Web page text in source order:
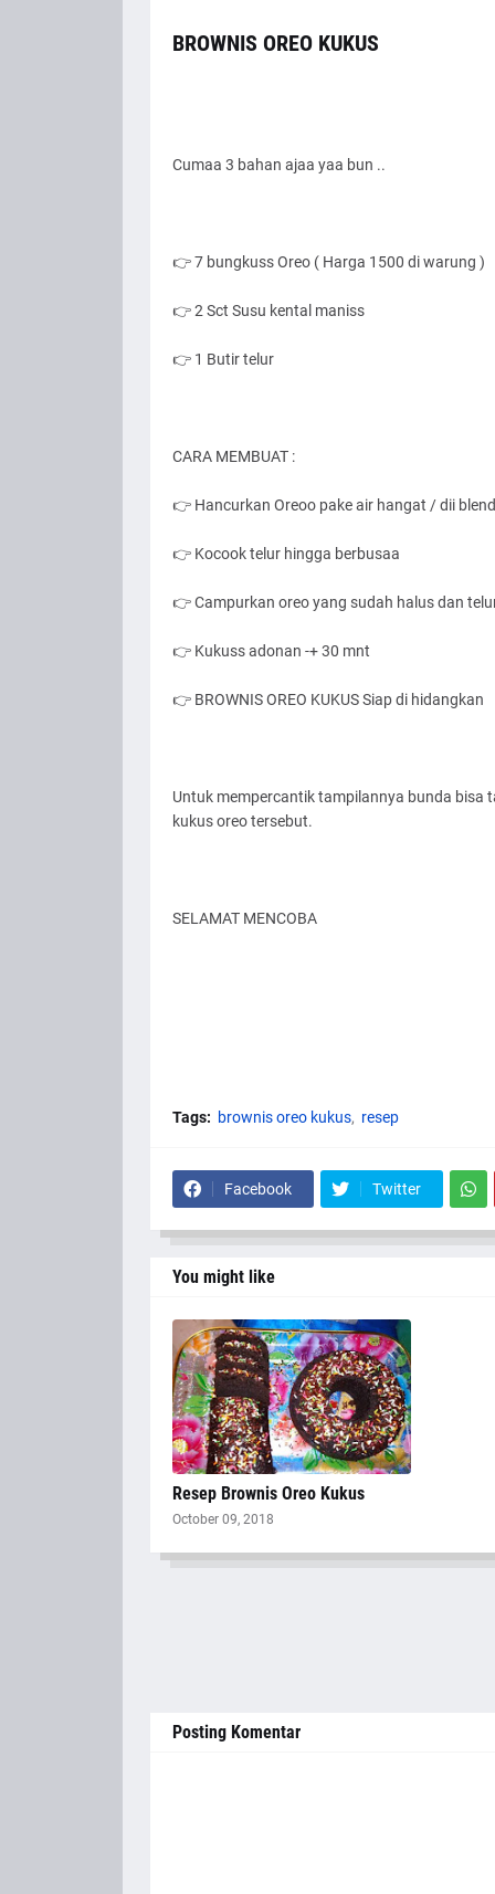
BROWNIS OREO KUKUS
Cumaa 3 bahan ajaa yaa bun ..
👉 7 bungkuss Oreo ( Harga 1500 di warung )
👉 2 Sct Susu kental maniss
👉 1 Butir telur
CARA MEMBUAT :
👉 Hancurkan Oreoo pake air hangat / dii
👉 Kocook telur hingga berbusaa
👉 Campurkan oreo yang sudah halus dan
👉 Kukuss adonan -+ 30 mnt
👉 BROWNIS OREO KUKUS Siap di hidangkan
Untuk mempercantik tampilannya bunda
kukus oreo tersebut.
SELAMAT MENCOBA
Tags: brownis oreo kukus resep
Facebook Twitter
You might like
Resep Brownis Oreo Kukus
October 09, 2018
Posting Komentar